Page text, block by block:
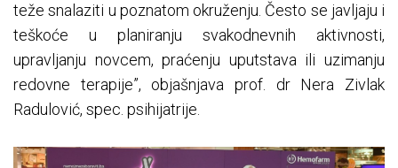
teže snalaziti u poznatom okruženju. Često se javljaju i
teškoće u planiranju svakodnevnih aktivnosti,
upravljanju novcem, praćenju uputstava ili uzimanju
redovne terapije”, objašnjava prof. dr Nera Zivlak
Radulović, spec. psihijatrije.